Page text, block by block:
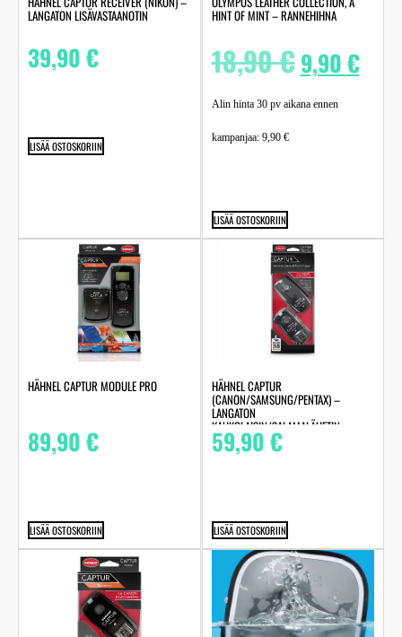
LANGATON LISÄVASTAANOTIN
39,90€
LISÄÄ OSTOSKORIIN
HINT OF MINT – RANNEHIHNA
18,90€ 9,90€
Alin hinta 30 pv aikana ennen
kampanjaa: 9,90 €
LISÄÄ OSTOSKORIIN
HÄHNEL CAPTUR MODULE PRO
89,90€
LISÄÄ OSTOSKORIIN
HÄHNEL CAPTUR
(CANON/SAMSUNG/PENTAX) –
LANGATON
KAUKOLAISIN/SALAMALÄHETIN +
VASTAANOTIN
59,90€
LISÄÄ OSTOSKORIIN